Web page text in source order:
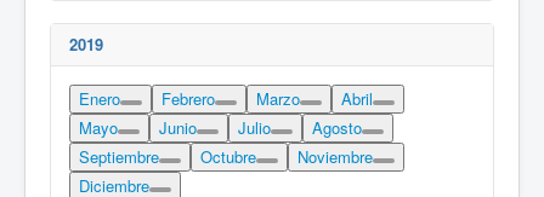
2019
Enero Febrero Marzo
Abril
Mayo
Junio Julio
Agosto
Septiembre
Octubre
Noviembre
Diciembre